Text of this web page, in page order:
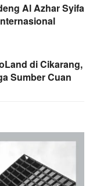
Al Azhar Syifa
di Cikarang,
Sumber Cuan